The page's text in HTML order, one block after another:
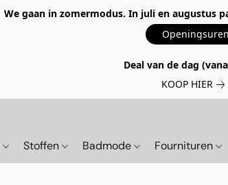
We gaan in zomermodus. In juli en augustus
Openingsuren
Deal van de dag
KOOP HIER
Stoffen Badmode Fournituren